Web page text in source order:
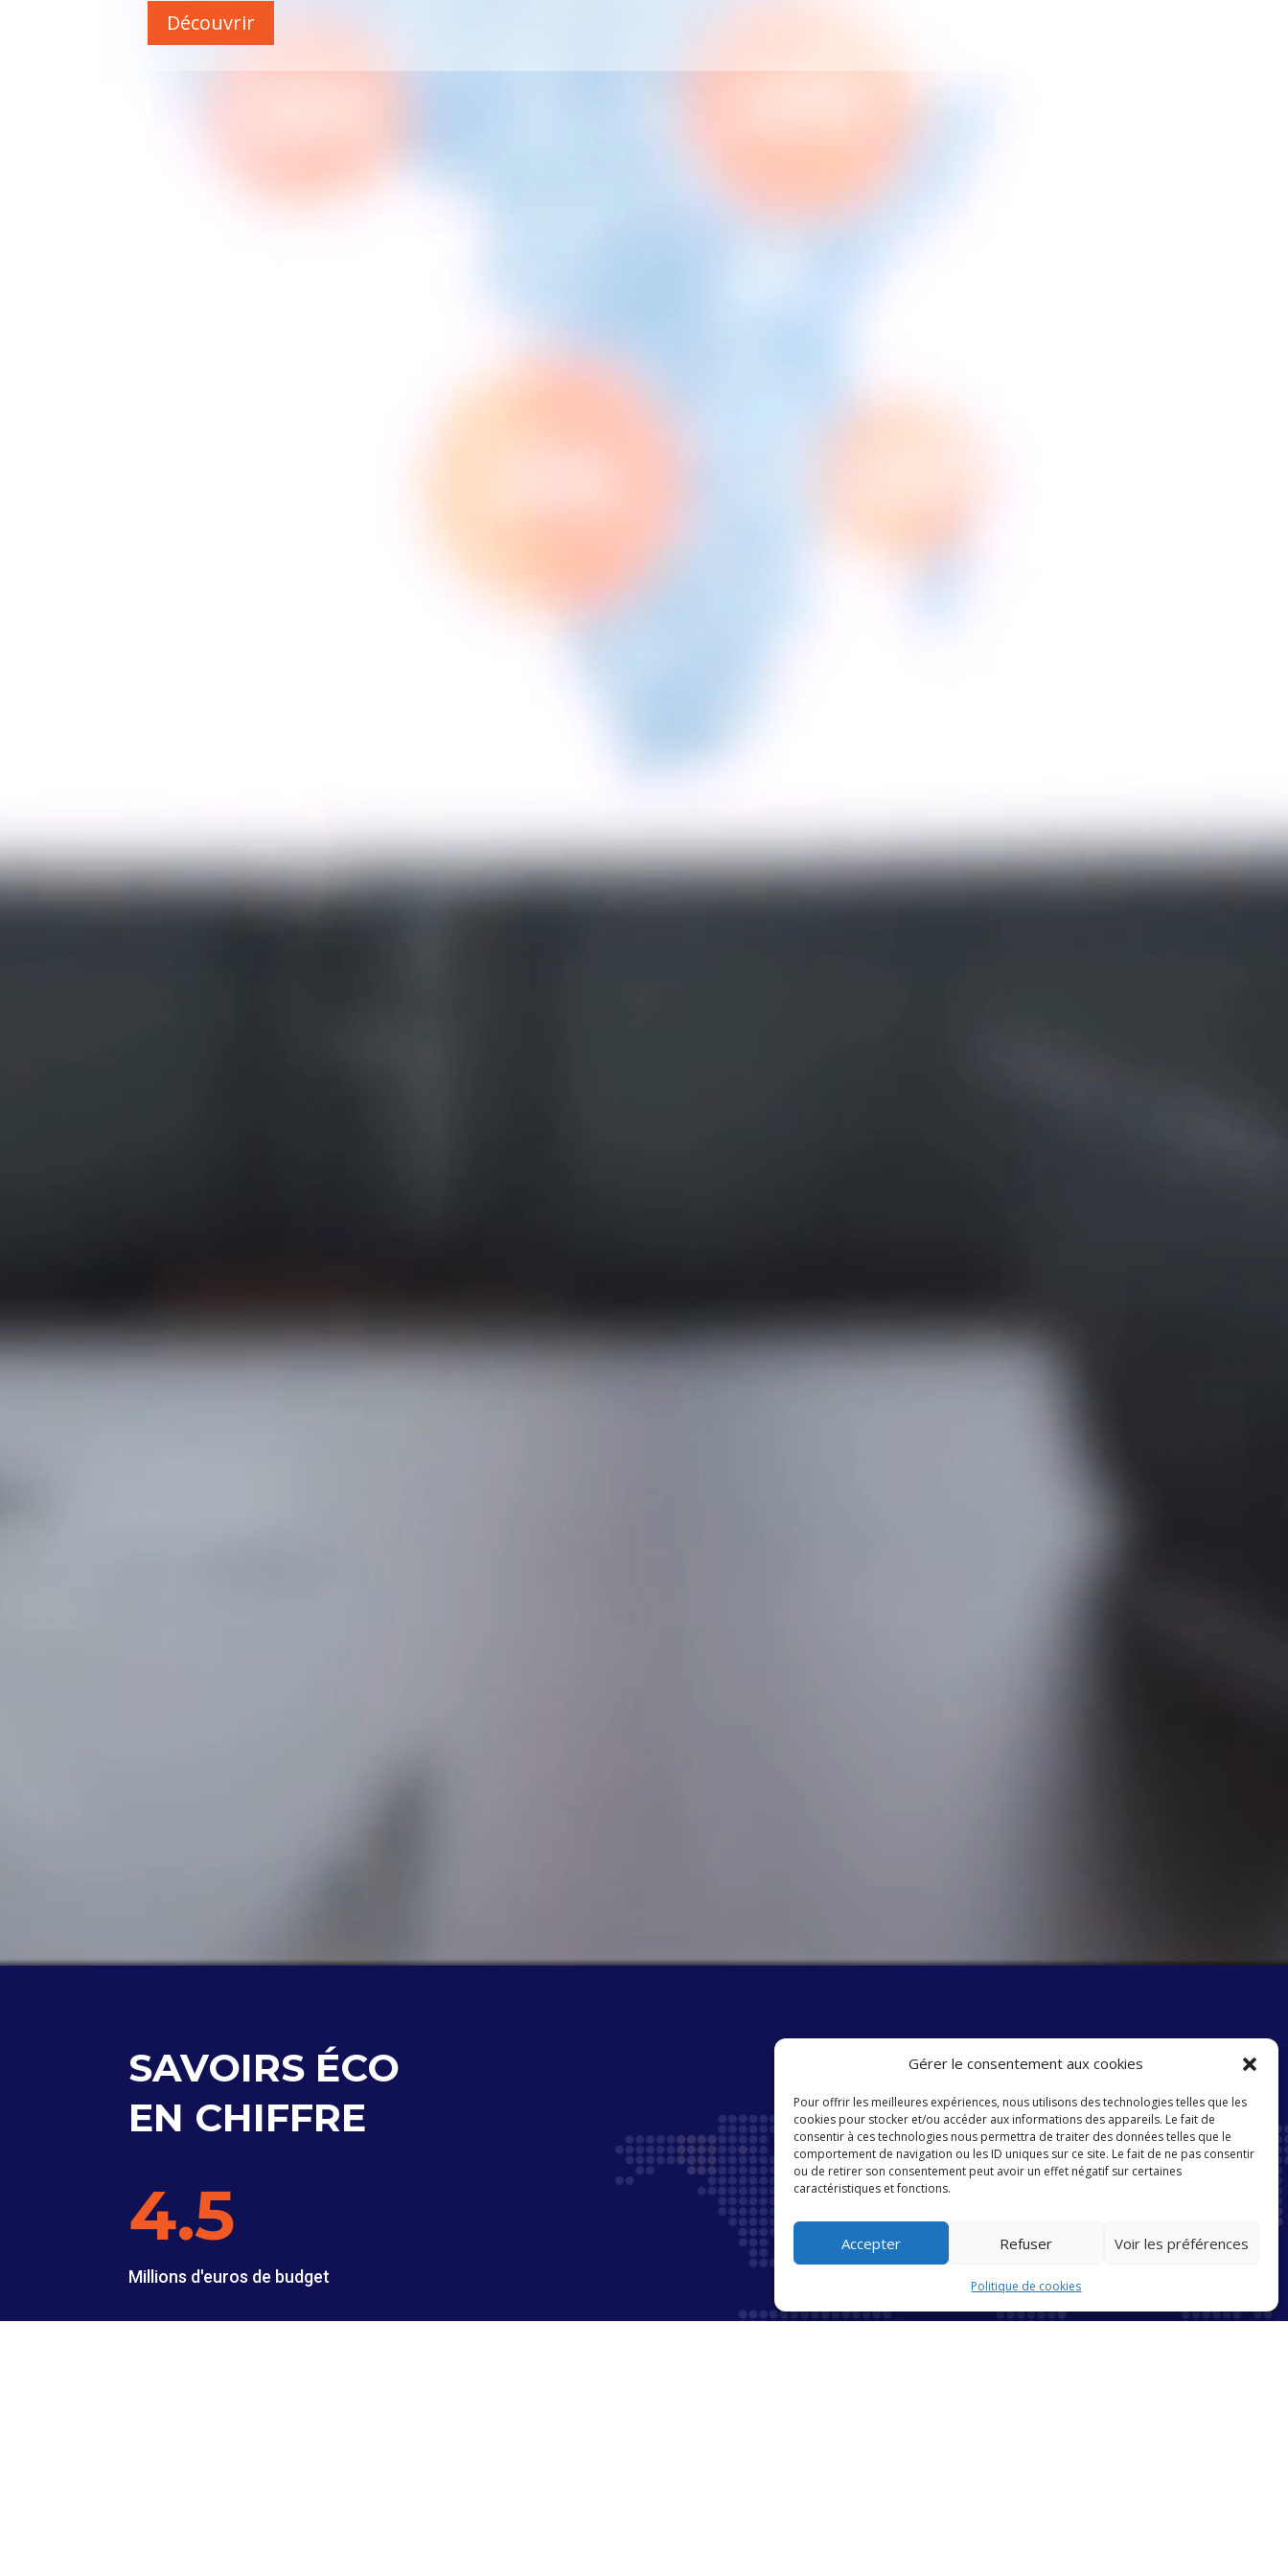
Gérer le consentement aux cookies
Pour offrir les meilleures expériences, nous utilisons des technologies telles que les
cookies pour stocker et/ou accéder aux informations des appareils. Le fait de
consentir à ces technologies nous permettra de traiter des données telles que le
comportement de navigation ou les ID uniques sur ce site. Le fait de ne pas consentir
ou de retirer son consentement peut avoir un effet négatif sur certaines
caractéristiques et fonctions.
Accepter Refuser Voir les préférences
Politique de cookies
Découvrir
SAVOIRS ÉCO
EN CHIFFRE
4.5
Millions d'euros de budget